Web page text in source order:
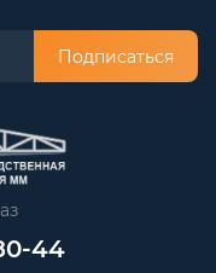
Подписаться
44